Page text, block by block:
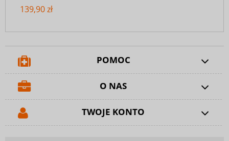
139,90 zł
POMOC
O NAS
TWOJE KONTO